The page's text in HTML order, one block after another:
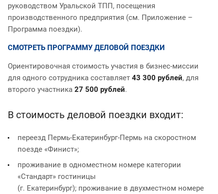
руководством Уральской ТПП, посещения
производственного предприятия (см. Приложение –
Программа поездки).
СМОТРЕТЬ ПРОГРАММУ ДЕЛОВОЙ ПОЕЗДКИ
Ориентировочная стоимость участия в бизнес-миссии
для одного сотрудника составляет 43 300 рублей, для
второго участника 27 500 рублей.
В стоимость деловой поездки входит:
переезд Пермь-Екатеринбург-Пермь на скоростном
поезде «Финист»;
проживание в одноместном номере категории
«Стандарт» гостиницы
(г. Екатеринбург); проживание в двухместном номере